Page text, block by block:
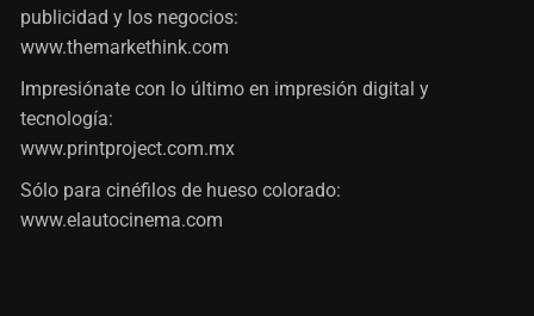
publicidad y los negocios:
www.themarkethink.com
Impresiónate con lo último en impresión digital y
tecnología:
www.printproject.com.mx
Sólo para cinéfilos de hueso colorado:
www.elautocinema.com